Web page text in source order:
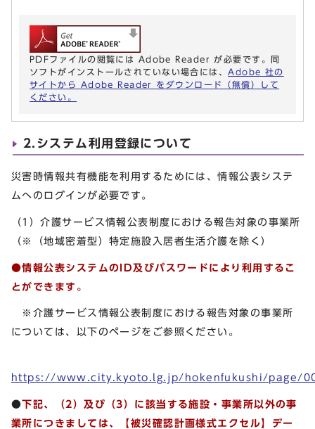
PDFファイルの閲覧には Adobe Reader が必要です。同
ソフトがインストールされていない場合には、 Adobe 社の
サイトから Adobe Reader をダウンロード（無償）して
ください。
2.システム利用登録について
災害時情報共有機能を利用するためには、情報公表システ
ムへのログインが必要です。
（1）介護サービス情報公表制度における報告対象の事業所
（※（地域密着型）特定施設入居者生活介護を除く）
●情報公表システムのID及びパスワードにより利用するこ
とができます。
※介護サービス情報公表制度における報告対象の事業所
については、以下のページをご参照ください。
https://www.city.kyoto.lg.jp/hokenfukushi/page/
●下記、（2）及び（3）に該当する施設・事業所以外の事
業所につきましては、【被災確認計画様式エクセル】デー